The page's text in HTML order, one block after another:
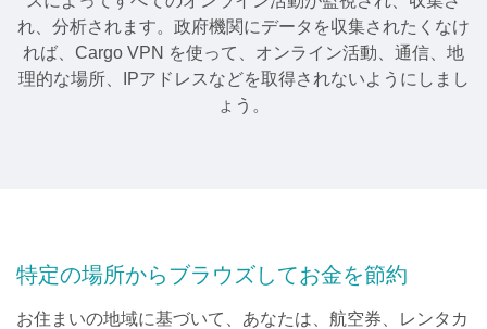
れ、分析されます。政府機関にデータを収集されたくなけ
れば、Cargo VPN を使って、オンライン活動、通信、地
理的な場所、IPアドレスなどを取得されないようにしまし
ょう。
特定の場所からブラウズしてお金を節約
お住まいの地域に基づいて、あなたは、航空券、レンタカ